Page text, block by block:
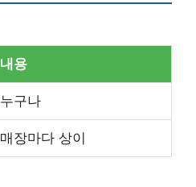
내용
누구나
매장마다 상이